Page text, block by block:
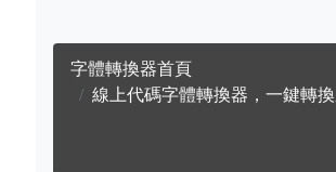
字體轉換器首頁
線上代碼字體轉換器，一鍵轉換成英